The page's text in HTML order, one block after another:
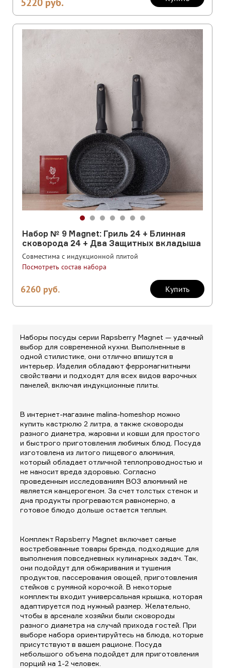
Набор № 9 Magnet: Гриль 24 + Блинная
сковорода 24 + Два Защитных вкладыша
Совместима с индукционной плитой
6260 руб.
Посмотреть состав набора
Купить
Наборы посуды серии Rapsberry Magnet — удачный
выбор для современной кухни. Выполненные в
одной стилистике, они отлично впишутся в
интерьер. Изделия обладают ферромагнитными
свойствами и подходят для всех видов варочных
панелей, включая индукционные плиты.
В интернет-магазине malina-homeshop можно
купить кастрюлю 2 литра, а также сковороды
разного диаметра, жаровни и ковши для простого
и быстрого приготовления любимых блюд. Посуда
изготовлена из литого пищевого алюминия,
который обладает отличной теплопроводностью и
не наносит вреда здоровью. Согласно
проведенным исследованиям ВОЗ алюминий не
является канцерогеном. За счет толстых стенок и
дна продукты прогреваются равномерно, а
готовое блюдо дольше остается теплым.
Комплект Rapsberry Magnet включает самые
востребованные товары бренда, подходящие для
выполнения повседневных кулинарных задач. Так,
они подойдут для обжаривания и тушения
продуктов, пассерования овощей, приготовления
стейков с румяной корочкой. В некоторые
комплекты входит универсальная крышка, которая
адаптируется под нужный размер. Желательно,
чтобы в арсенале хозяйки были сковороды
разного диаметра на случай прихода гостей. При
выборе набора ориентируйтесь на блюда, которые
присутствуют в вашем рационе. Посуда
небольшого объема подойдет для приготовления
порций на 1-2 человек.